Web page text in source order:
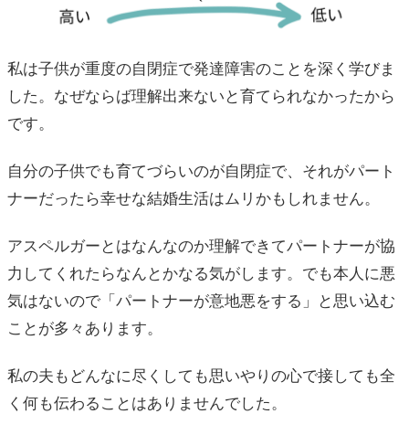
私は子供が重度の自閉症で発達障害のことを深く学びま
した。なぜならば理解出来ないと育てられなかったから
です。
自分の子供でも育てづらいのが自閉症で、それがパート
ナーだったら幸せな結婚生活はムリかもしれません。
アスペルガーとはなんなのか理解できてパートナーが協
力してくれたらなんとかなる気がします。でも本人に悪
気はないので「パートナーが意地悪をする」と思い込む
ことが多々あります。
私の夫もどんなに尽くしても思いやりの心で接しても全
く何も伝わることはありませんでした。